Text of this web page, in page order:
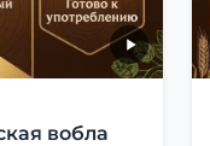
вобла